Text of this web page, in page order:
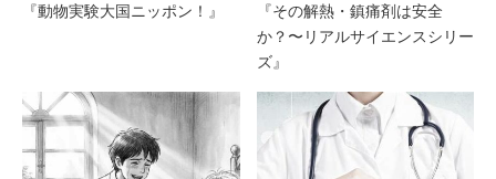
『動物実験大国ニッポン！』
『その解熱・鎮痛剤は安全
か？〜リアルサイエンスシリー
ズ』